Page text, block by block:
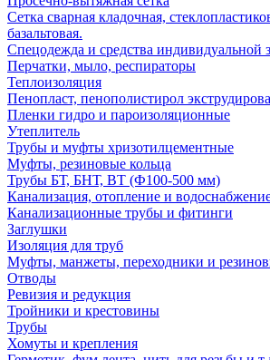
Сетка сварная кладочная,
базальтовая.
Спецодежда и средства индивидуальной
Перчатки, мыло, респираторы
Теплоизоляция
Пенопласт, пенополистирол
Пленки гидро и пароизоляционные
Утеплитель
Трубы и муфты хризотилцементные
Муфты, резиновые кольца
Трубы БТ, БНТ, ВТ (Ф100-500 мм)
Канализация, отопление и
Канализационные трубы и фитинги
Заглушки
Изоляция для труб
Муфты, манжеты, переходники и
Отводы
Ревизия и редукция
Тройники и крестовины
Трубы
Хомуты и крепления